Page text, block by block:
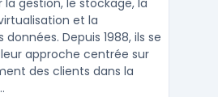
gestion, le stockage, la
et la
Depuis 1988, ils se
approche centrée sur
des clients dans la